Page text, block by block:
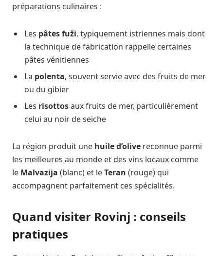
préparations culinaires :
Les pâtes fuži, typiquement istriennes mais dont
la technique de fabrication rappelle certaines
pâtes vénitiennes
La polenta, souvent servie avec des fruits de mer
ou du gibier
Les risottosaux fruits de mer, particulièrement
celui au noir de seiche
La région produit une huile d’olive reconnue parmi
les meilleures au monde et des vins locaux comme
le Malvazija (blanc) et leTeran (rouge) qui
accompagnent parfaitement ces spécialités.
Quand visiter Rovinj : conseils
pratiques